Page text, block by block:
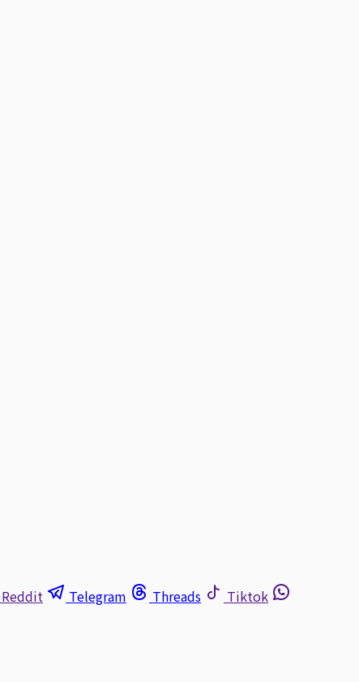
Reddit Telegram Threads
Tiktok